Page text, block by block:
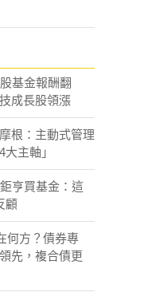
基金報酬翻
成長股領漲
根：主動式管理
主軸」
亨買基金：這
顧
何方？債券專
先，複合債更